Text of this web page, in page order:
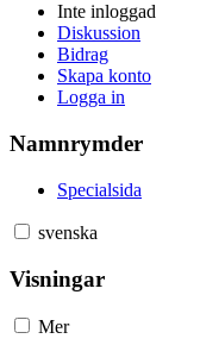
Inte inloggad
Diskussion
Bidrag
Skapa konto
Logga in
Namnrymder
Specialsida
svenska
Visningar
Mer